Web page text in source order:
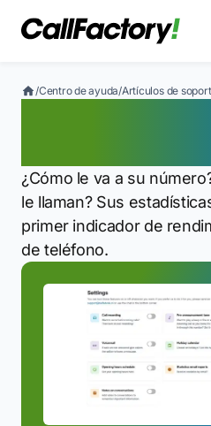
/Centro de ayuda/Artículos de
¿Cómo le va a su
le llaman? Sus
primer indicador de
de teléfono.